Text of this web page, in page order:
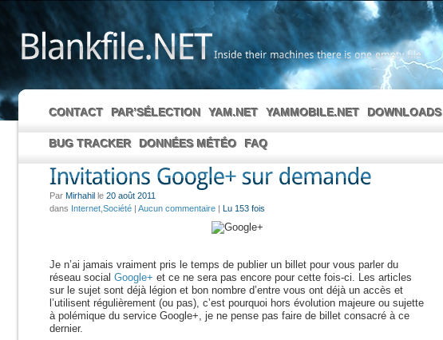
CONTACT PAR’SÉLECTION
BUG TRACKER DONNÉES MÉTÉO FAQ
YAM.NET YAMMOBILE.NET DOWNLOADS
Par Mirhahil le 20 août 2011
dans Internet Société | Aucun commentaire | Lu 153 fois
Je n’ai jamais vraiment pris le temps de publier un billet pour vous parler du
réseau social Google+ et ce ne sera pas encore pour cette fois-ci. Les articles
sur le sujet sont déjà légion et bon nombre d’entre vous ont déjà un accès et
l’utilisent régulièrement (ou pas), c’est pourquoi hors évolution majeure ou sujette
à polémique du service Google+, je ne pense pas faire de billet consacré à ce
dernier.